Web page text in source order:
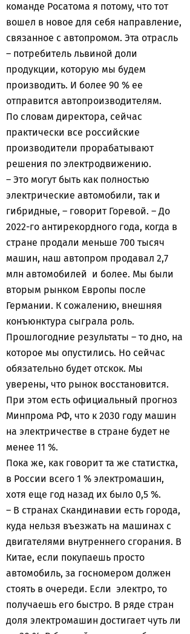
команде Росатома я потому, что тот
вошел в новое для себя направление,
связанное с автопромом. Эта отрасль
– потребитель львиной доли
продукции, которую мы будем
производить. И более 90 % ее
отправится автопроизводителям.
По словам директора, сейчас
практически все российские
производители прорабатывают
решения по электродвижению.
– Это могут быть как полностью
электрические автомобили, так и
гибридные, – говорит Горевой. – До
2022-го антирекордного года, когда в
стране продали меньше 700 тысяч
машин, наш автопром продавал 2,7
млн автомобилей и более. Мы были
вторым рынком Европы после
Германии. К сожалению, внешняя
конъюнктура сыграла роль.
Прошлогодние результаты – то дно, на
которое мы опустились. Но сейчас
обязательно будет отскок. Мы
уверены, что рынок восстановится.
При этом есть официальный прогноз
Минпрома РФ, что к 2030 году машин
на электричестве в стране будет не
менее 11 %.
Пока же, как говорит та же статистка,
в России всего 1 % электромашин,
хотя еще год назад их было 0,5 %.
– В странах Скандинавии есть города,
куда нельзя въезжать на машинах с
двигателями внутреннего сгорания. В
Китае, если покупаешь просто
автомобиль, за госномером должен
стоять в очереди. Если электро, то
получаешь его быстро. В ряде стран
доля электромашин достигает чуть ли